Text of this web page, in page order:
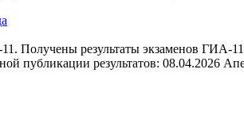
Получены результаты экзаменов ГИА-
публикации результатов: 08.04.2026